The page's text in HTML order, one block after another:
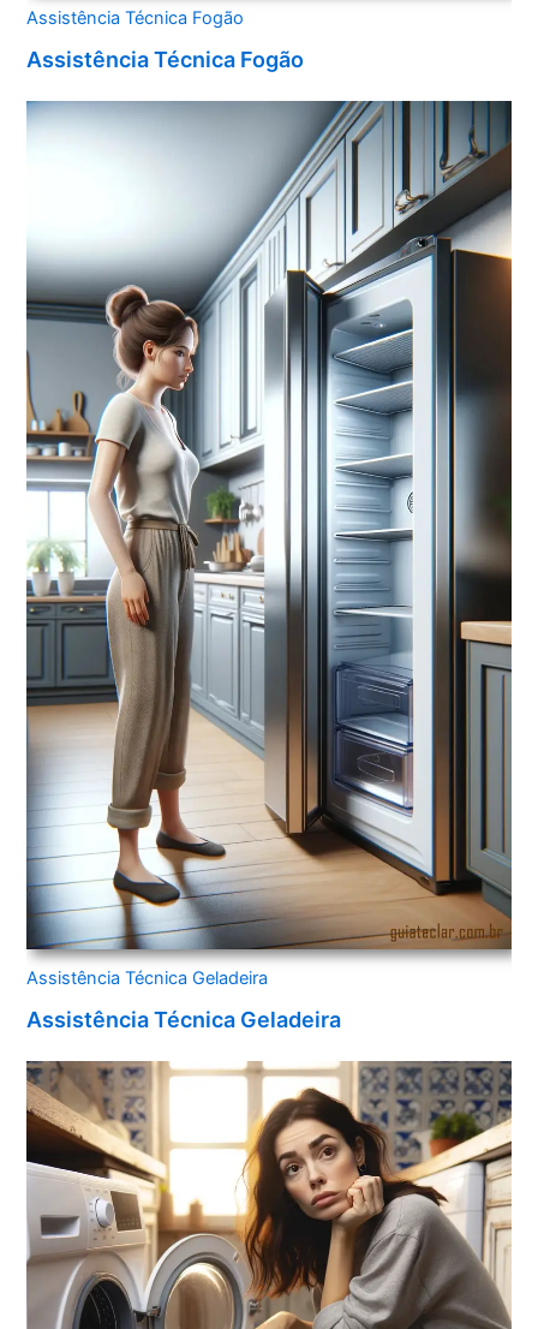
Assistência Técnica Fogão
Assistência Técnica Fogão
Assistência Técnica Geladeira
Assistência Técnica Geladeira